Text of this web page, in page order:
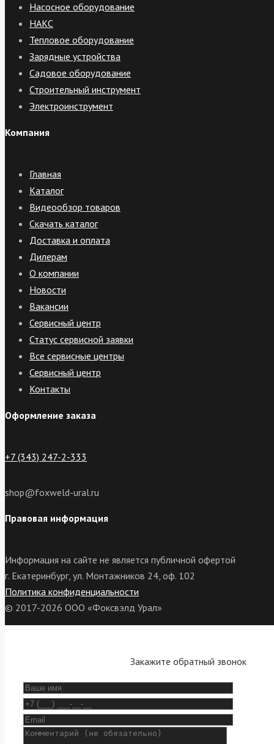
Насосное оборудование
НАКС
Тепловое оборудование
Зарядные устройства
Садовое оборудование
Строительный инструмент
Электроинструмент
Компания
Главная
Каталог
Видеообзор товаров
Скачать каталог
Доставка и оплата
Дилерам
О компании
Новости
Вакансии
Сервисный центр
Статус сервисной заявки
Все сервисные центры
Сервисный центр
Контакты
Оформление заказа
+7 (343) 247-2-333
shop@foxweld-ural.ru
Правовая информация
Информация на сайте не является публичной офертой
г. Екатеринбург, ул. Монтажников 24, оф. 102
Политика конфиденциальности
© 2017-2026 ООО «Фоксвэлд Урал»
Закажите обратный звонок